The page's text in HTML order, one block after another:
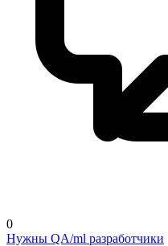
0
Нужны QA/ml разработчики